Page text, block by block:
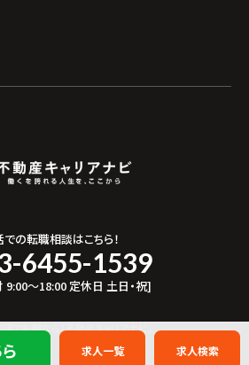
求人一覧 求人検索
の転職相談はこちら！
6455-1539
9:00〜18:00 定休日 土日・祝]
で転職なら「不動産キャリアナビ」